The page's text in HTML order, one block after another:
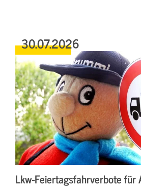
30.07.2026
Lkw-Feiertagsfahrverbote